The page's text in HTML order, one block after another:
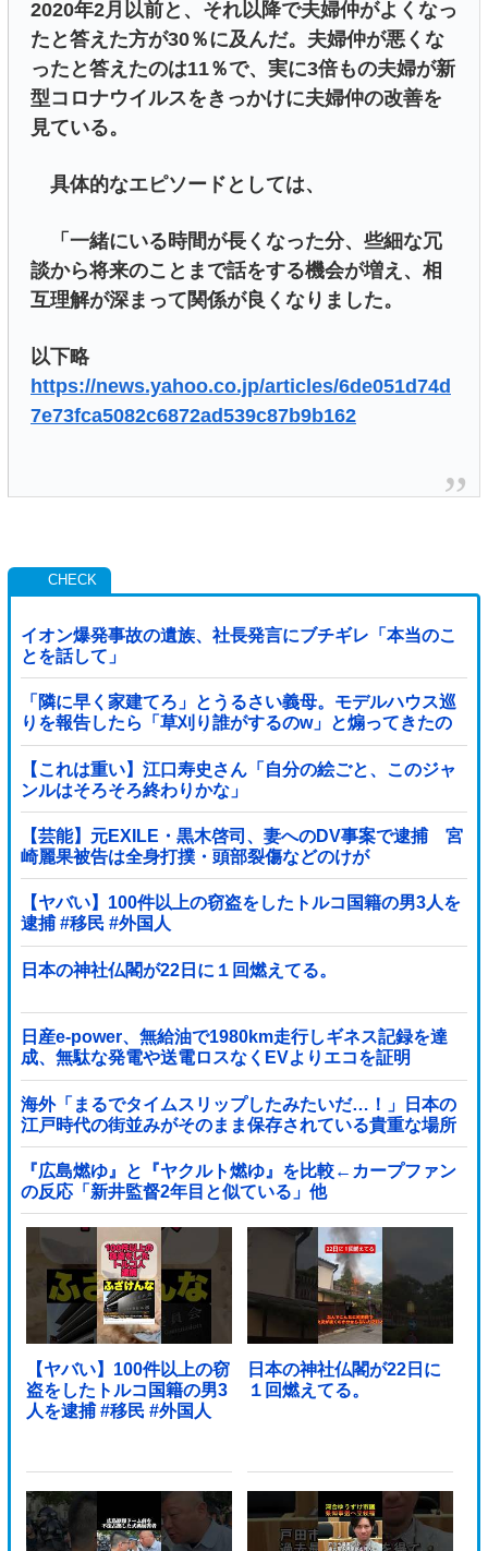
2020年2月以前と、それ以降で夫婦仲がよくなっ
たと答えた方が30％に及んだ。夫婦仲が悪くな
ったと答えたのは11％で、実に3倍もの夫婦が新
型コロナウイルスをきっかけに夫婦仲の改善を
見ている。
具体的なエピソードとしては、
「一緒にいる時間が長くなった分、些細な冗
談から将来のことまで話をする機会が増え、相
互理解が深まって関係が良くなりました。
以下略
https://news.yahoo.co.jp/articles/6de051d74d
7e73fca5082c6872ad539c87b9b162
イオン爆発事故の遺族、社長発言にブチギレ「本当のこ
とを話して」
「隣に早く家建てろ」とうるさい義母。モデルハウス巡
りを報告したら「草刈り誰がするのw」と煽ってきたの
で…旦那が放った「一言」に義母オロオロｗｗ←嫌味を
逆手にとった神対応すぎる
【これは重い】江口寿史さん「自分の絵ごと、このジャ
ンルはそろそろ終わりかな」
【芸能】元EXILE・黒木啓司、妻へのDV事案で逮捕 宮
崎麗果被告は全身打撲・頭部裂傷などのけが
【ヤバい】100件以上の窃盗をしたトルコ国籍の男3人を
逮捕 #移民 #外国人
日本の神社仏閣が22日に１回燃えてる。
日産e-power、無給油で1980km走行しギネス記録を達
成、無駄な発電や送電ロスなくEVよりエコを証明
海外「まるでタイムスリップしたみたいだ…！」日本の
江戸時代の街並みがそのまま保存されている貴重な場所
とは・・・？【海外の反応】
『広島燃ゆ』と『ヤクルト燃ゆ』を比較←カープファン
の反応「新井監督2年目と似ている」他
【ヤバい】100件以上の窃
盗をしたトルコ国籍の男3
人を逮捕 #移民 #外国人
日本の神社仏閣が22日に
１回燃えてる。